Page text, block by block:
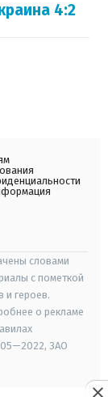
4:2
словами
с пометкой
и героев.
о рекламе
ЗАО